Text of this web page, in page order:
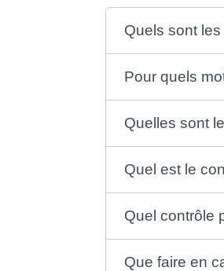
Quels sont
Pour quels
Quelles sont
Quel est le
Quel contrôle
Que faire en